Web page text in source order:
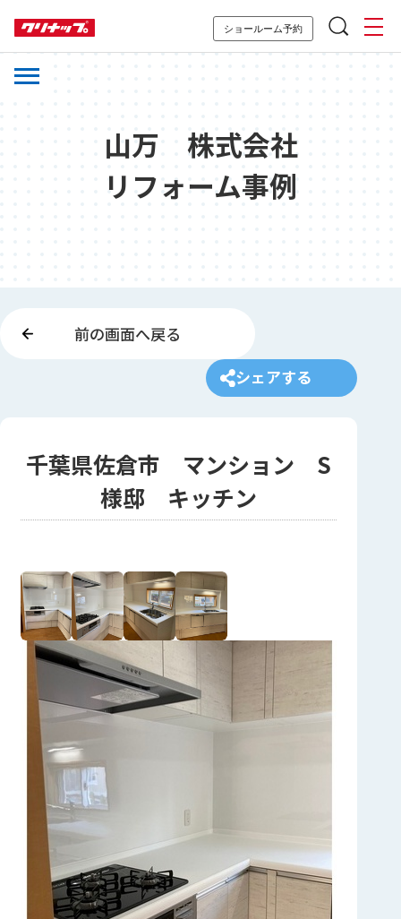
ショールーム予約
山万 株式会社
リフォーム事例
前の画面へ戻る
シェアする
千葉県佐倉市 マンション S
様邸 キッチン